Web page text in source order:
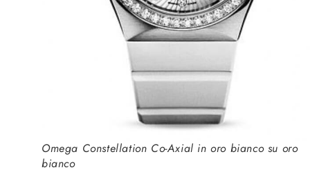
Omega Constellation Co-Axial in oro bianco su oro
bianco